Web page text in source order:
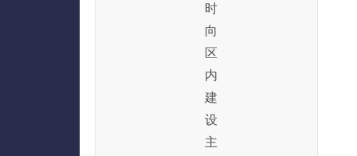
时
向
区
内
建
设
主